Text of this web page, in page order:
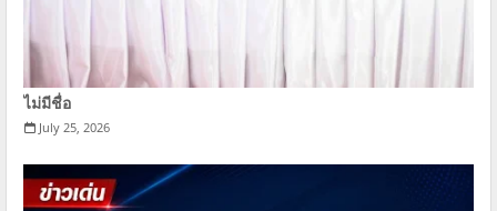
ไม่มีชื่อ
July 25, 2026